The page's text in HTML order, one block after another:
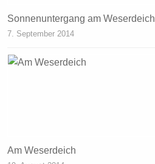
Sonnenuntergang am Weserdeich
7. September 2014
Am Weserdeich